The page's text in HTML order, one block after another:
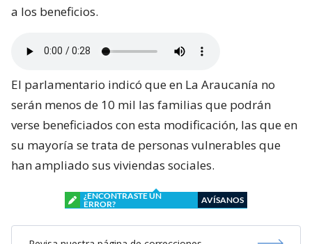
a los beneficios.
El parlamentario indicó que en La Araucanía no
serán menos de 10 mil las familias que podrán
verse beneficiados con esta modificación, las que en
su mayoría se trata de personas vulnerables que
han ampliado sus viviendas sociales.
¿ENCONTRASTE UN
ERROR?
AVÍSANOS